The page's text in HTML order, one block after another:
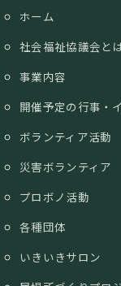
ホーム
社会福祉協議会と
事業内容
開催予定の行事・
ボランティア活動
災害ボランティア
プロボノ活動
各種団体
いきいきサロン